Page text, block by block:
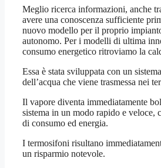
Meglio ricerca informazioni, anche
avere una conoscenza sufficiente
nuovo modello per il proprio
autonomo. Per i modelli di ultima
consumo energetico ritroviamo la
Essa è stata sviluppata con un
dell’acqua che viene trasmessa nei
Il vapore diventa immediatamente
sistema in un modo rapido e veloce,
di consumo ed energia.
I termosifoni risultano
un risparmio notevole.